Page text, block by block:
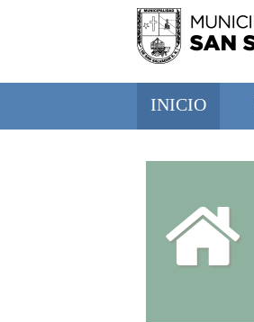
INICIO